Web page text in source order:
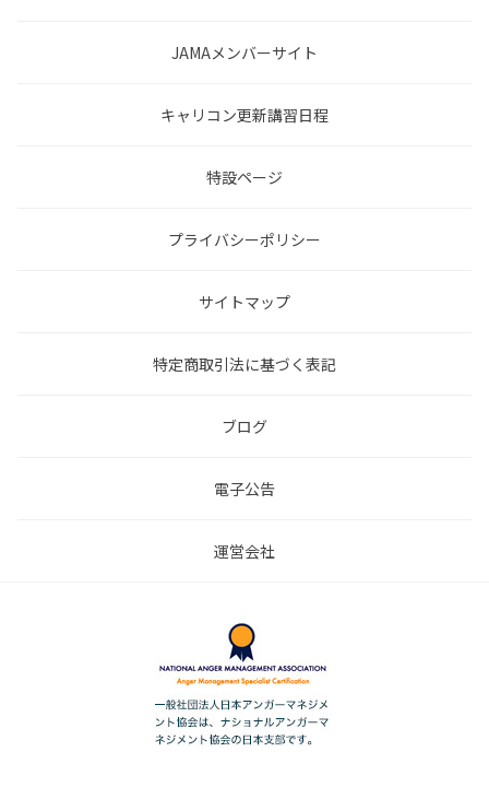
JAMAメンバーサイト
キャリコン更新講習日程
特設ページ
プライバシーポリシー
サイトマップ
特定商取引法に基づく表記
ブログ
電子公告
運営会社